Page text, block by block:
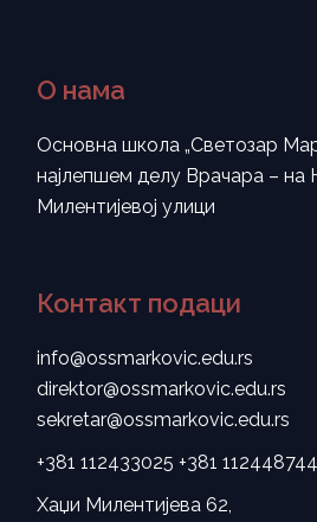
О нама
Основна школа „Светозар
најлепшем делу Врачара – на
Милентијевој улици
Контакт подаци
info@ossmarkovic.edu.rs
direktor@ossmarkovic.edu.rs
sekretar@ossmarkovic.edu.rs
+381 112433025 +381 112448744
Хаџи Милентијева 62,